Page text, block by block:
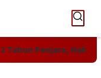
Penjara, Hakim